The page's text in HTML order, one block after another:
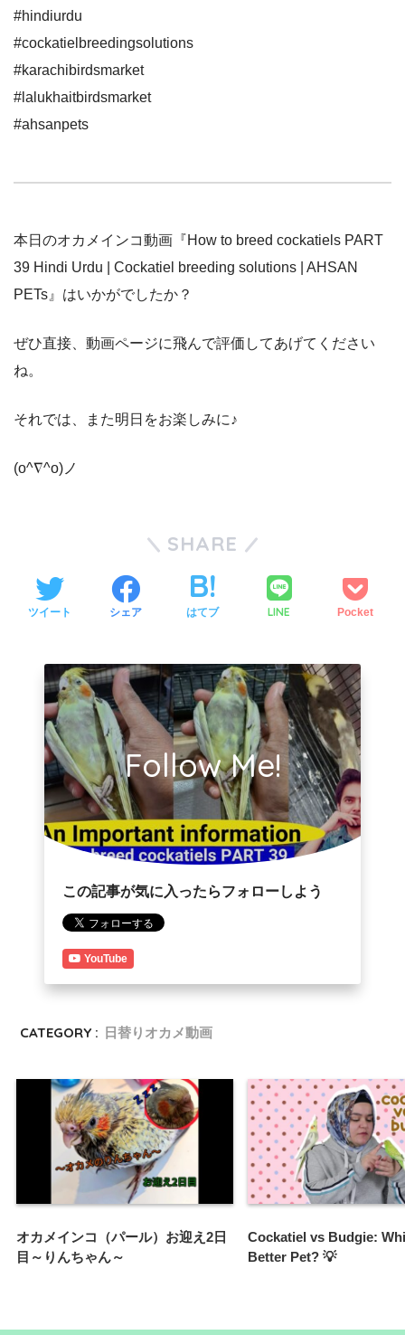
#hindiurdu
#cockatielbreedingsolutions
#karachibirdsmarket
#lalukhaitbirdsmarket
#ahsanpets
本日のオカメインコ動画『How to breed cockatiels PART
39 Hindi Urdu | Cockatiel breeding solutions | AHSAN
PETs』はいかがでしたか？
ぜひ直接、動画ページに飛んで評価してあげてください
ね。
それでは、また明日をお楽しみに♪
(o^∇^o)ノ
SHARE
ツイート シェア はてブ LINE Pocket
Follow Me!
この記事が気に入ったらフォローしよう
YouTube
CATEGORY : 日替りオカメ動画
オカメインコ（パール）お迎え2日
目～りんちゃん～
Cockatiel vs Budgie:
Better Pet? 💡